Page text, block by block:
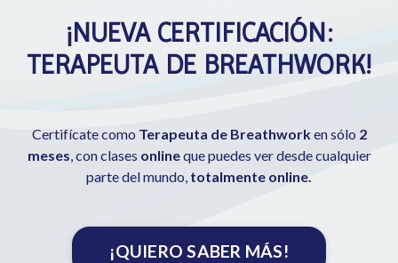
¡NUEVA CERTIFICACIÓN:
TERAPEUTA DE BREATHWORK!
Certifícate como Terapeuta de Breathworken sólo 2
meses, con clases onlineque puedes ver desde cualquier
parte del mundo, totalmente online.
¡QUIERO SABER MÁS!